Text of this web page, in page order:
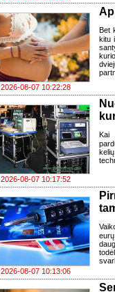
2026-08-07 10:22:28
Bet
kitu
2026-08-07 10:17:52
Kai
2026-08-07 10:13:06